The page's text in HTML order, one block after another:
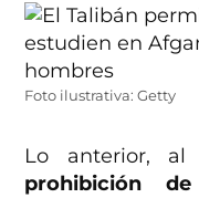
Foto ilustrativa: Getty
Lo anterior,
prohibición